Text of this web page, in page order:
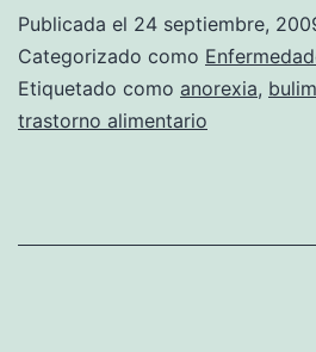
y
Publicada el 24 septiembre,
Categorizado como
Etiquetado como anorexia,
trastorno alimentario